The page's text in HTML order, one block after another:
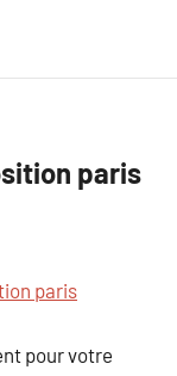
paris
paris
pour votre